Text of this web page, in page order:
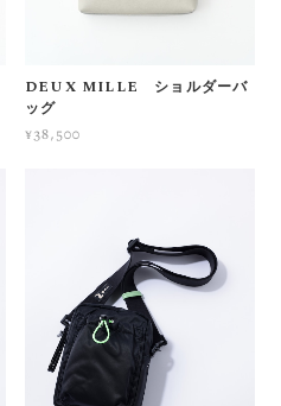
DEUX MILLE ショルダーバ
ッグ
¥38,500